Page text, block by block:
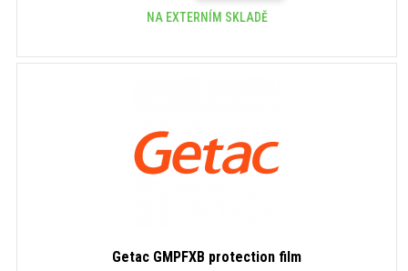
NA EXTERNÍM SKLADĚ
Getac GMPFXB protection film